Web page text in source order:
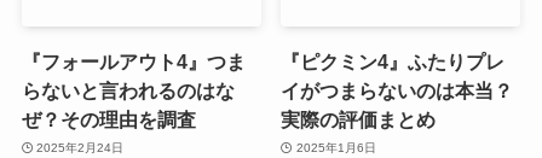
『フォールアウト4』つま
らないと言われるのはな
ぜ？その理由を調査
2025年2月24日
『ピクミン4』ふたりプレ
イがつまらないのは本当？
実際の評価まとめ
2025年1月6日